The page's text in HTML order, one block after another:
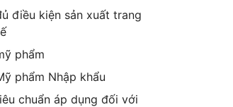
điều kiện sản xuất trang
phẩm
phẩm Nhập khẩu
chuẩn áp dụng đối với